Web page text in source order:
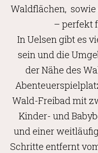
Waldflächen, sowie
– perfekt
In Uelsen gibt es
sein und die
der Nähe des
Wald-Freibad mit
Kinder- und
und einer
Schritte entfernt